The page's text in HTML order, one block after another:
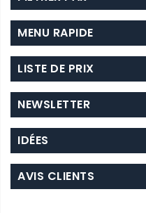
MENU RAPIDE
LISTE DE PRIX
NEWSLETTER
IDÉES
AVIS CLIENTS